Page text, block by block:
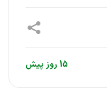
15 روز پیش